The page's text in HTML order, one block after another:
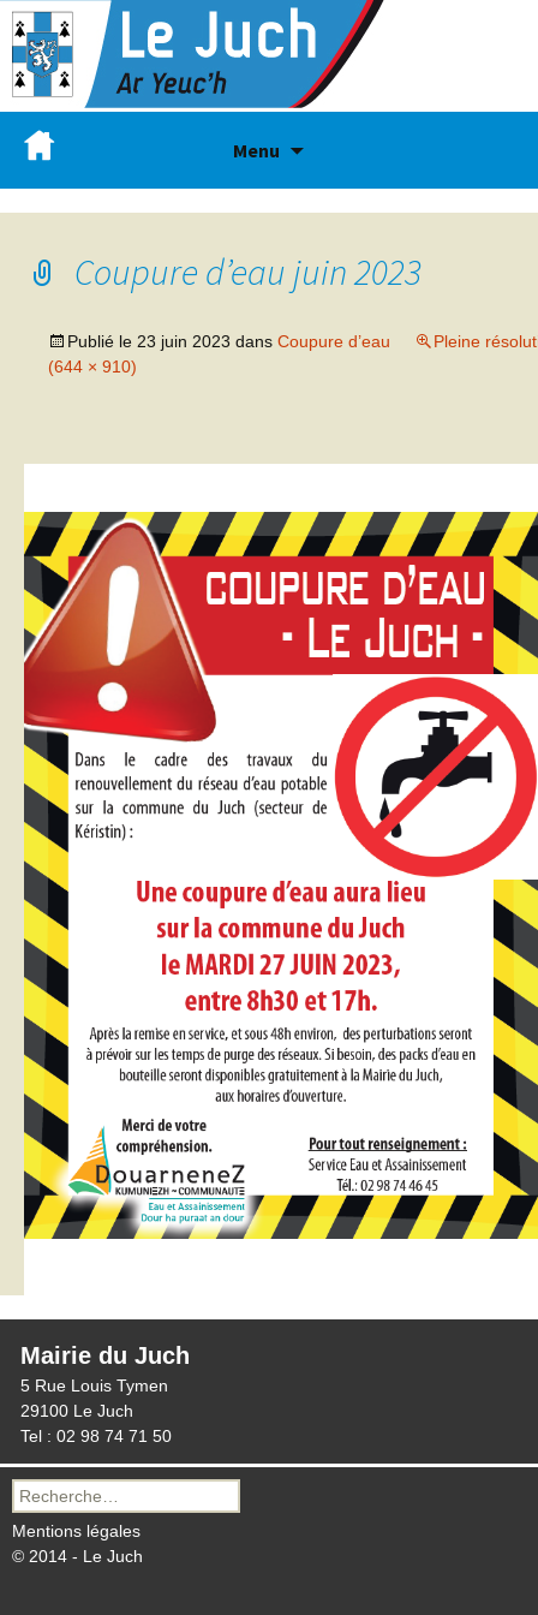
Menu
Coupure d’eau juin 2023
Publié le 23 juin 2023 dans Coupure d’eau
Pleine
(644 × 910)
Mairie du Juch
5 Rue Louis Tymen
29100 Le Juch
Tel : 02 98 74 71 50
Recherche
pour :
Mentions légales
© 2014 - Le Juch